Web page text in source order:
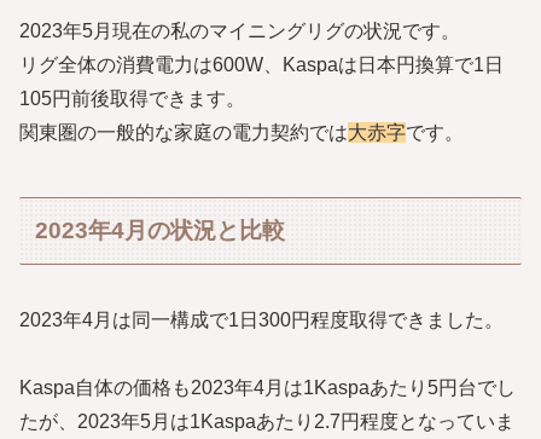
2023年5月現在の私のマイニングリグの状況です。
リグ全体の消費電力は600W、Kaspaは日本円換算で1日
105円前後取得できます。
関東圏の一般的な家庭の電力契約では大赤字です。
2023年4月の状況と比較
2023年4月は同一構成で1日300円程度取得できました。
Kaspa自体の価格も2023年4月は1Kaspaあたり5円台でし
たが、2023年5月は1Kaspaあたり2.7円程度となっていま